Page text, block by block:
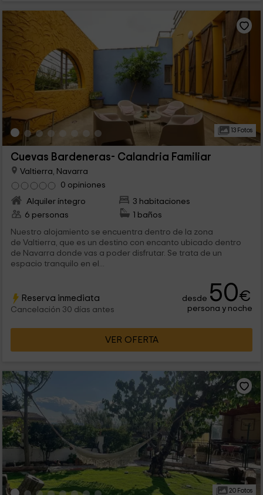
13 Fotos
Cuevas Bardeneras- Calandria Familiar
Valtierra, Navarra
0 opiniones
Alquiler íntegro
3 habitaciones
6 personas
1 baños
Nuestro alojamiento se encuentra dentro de la zona
de Valtierra, que es un destino con encanto ubicado dentro
de Navarra donde vas a poder disfrutar. Se trata de un
espacio tranquilo en el...
Reserva inmediata
Cancelación 30 días antes
desde 50€
persona y noche
VER OFERTA
20 Fotos